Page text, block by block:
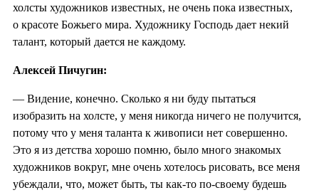
холсты художников известных, не очень пока известных,
о красоте Божьего мира. Художнику Господь дает некий
талант, который дается не каждому.
Алексей Пичугин:
— Видение, конечно. Сколько я ни буду пытаться
изобразить на холсте, у меня никогда ничего не получится,
потому что у меня таланта к живописи нет совершенно.
Это я из детства хорошо помню, было много знакомых
художников вокруг, мне очень хотелось рисовать, все меня
убеждали, что, может быть, ты как-то по-своему будешь